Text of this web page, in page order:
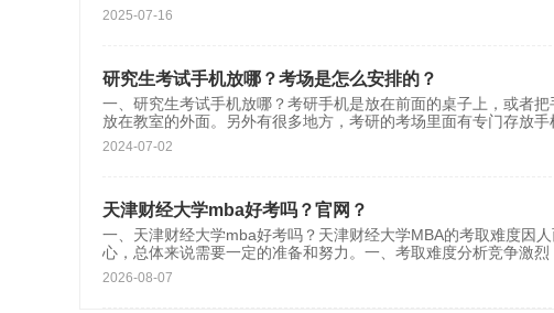
2025-07-16
研究生考试手机放哪？考场是怎么安排的？
一、研究生考试手机放哪？考研手机是放在前面的桌子上，或者
放在教室的外面。另外有很多地方，考研的考场里面有专门存放
2024-07-02
天津财经大学mba好考吗？官网？
一、天津财经大学mba好考吗？天津财经大学MBA的考取难度因
心，总体来说需要一定的准备和努力。一、考取难度分析竞争激
2026-08-07